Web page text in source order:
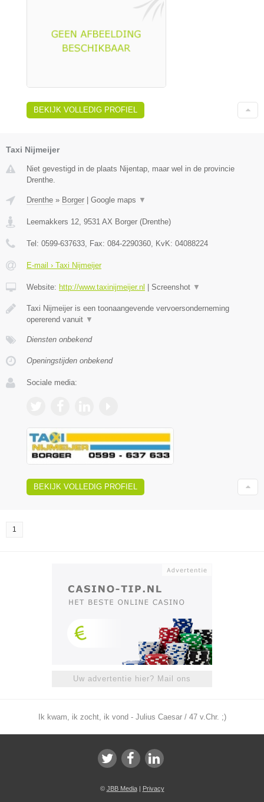
BEKIJK VOLLEDIG PROFIEL
Taxi Nijmeijer
Niet gevestigd in de plaats Nijentap, maar wel in de provincie
Drenthe.
Drenthe » Borger | Google maps ▼
Leemakkers 12 9531 AX Borger (Drenthe)
Tel: 0599-637633 , Fax: 084-2290360 , KvK: 04088224
E-mail › Taxi Nijmeijer
Website: http://www.taxinijmeijer.nl | Screenshot ▼
Taxi Nijmeijer is een toonaangevende vervoersonderneming
opererend vanuit ▼
Diensten onbekend
Openingstijden onbekend
Sociale media:
BEKIJK VOLLEDIG PROFIEL
1
Uw advertentie hier? Mail ons
Ik kwam, ik zocht, ik vond - Julius Caesar / 47 v.Chr. ;)
© JBB Media| Privacy